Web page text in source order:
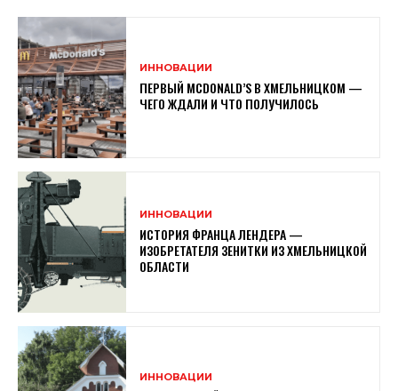
ИННОВАЦИИ
ПЕРВЫЙ MCDONALD’S В ХМЕЛЬНИЦКОМ —
ЧЕГО ЖДАЛИ И ЧТО ПОЛУЧИЛОСЬ
ИННОВАЦИИ
ИСТОРИЯ ФРАНЦА ЛЕНДЕРА —
ИЗОБРЕТАТЕЛЯ ЗЕНИТКИ ИЗ ХМЕЛЬНИЦКОЙ
ОБЛАСТИ
ИННОВАЦИИ